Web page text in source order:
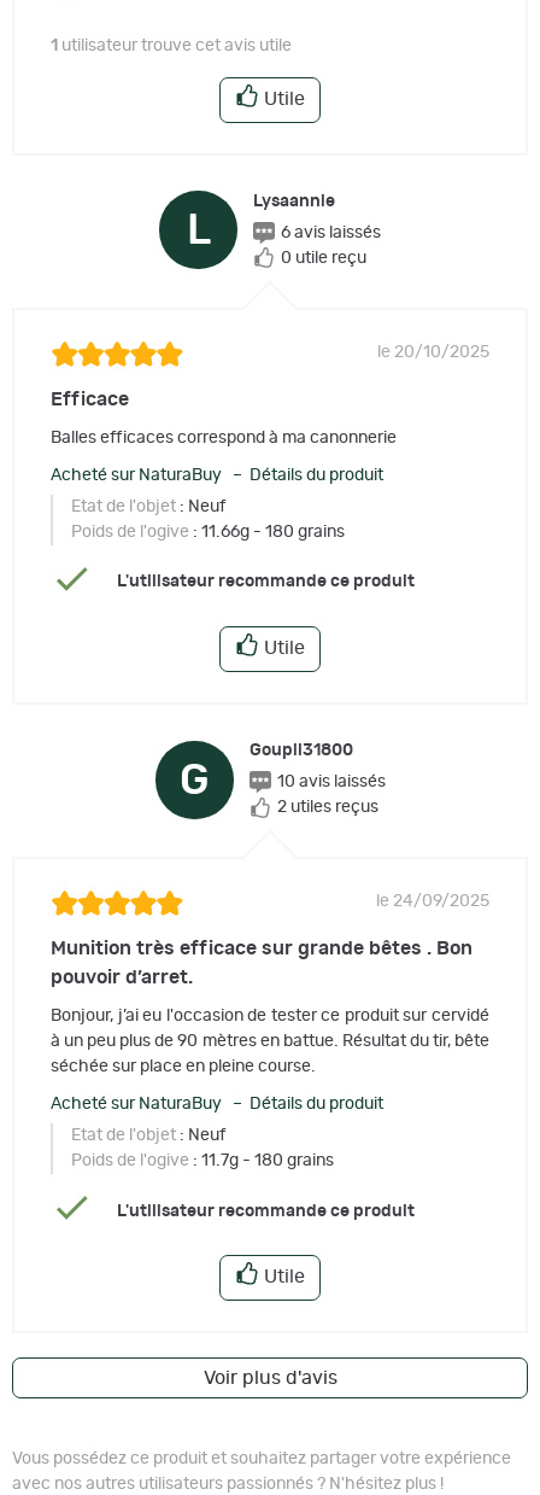
1 utilisateur trouve cet avis utile
Utile
L
Lysaannie
6 avis laissés
0 utile reçu
le 20/10/2025
Efficace
Balles efficaces correspond à ma canonnerie
Acheté sur NaturaBuy – Détails du produit
Etat de l'objet : Neuf
Poids de l'ogive : 11.66g - 180 grains
L'utilisateur recommande ce produit
Utile
G
Goupil31800
10 avis laissés
2 utiles reçus
le 24/09/2025
Munition très efficace sur grande bêtes . Bon
pouvoir d’arret.
Bonjour, j’ai eu l'occasion de tester ce produit sur cervidé
à un peu plus de 90 mètres en battue. Résultat du tir, bête
séchée sur place en pleine course.
Acheté sur NaturaBuy – Détails du produit
Etat de l'objet : Neuf
Poids de l'ogive : 11.7g - 180 grains
L'utilisateur recommande ce produit
Utile
Voir plus d'avis
Vous possédez ce produit et souhaitez partager votre expérience
avec nos autres utilisateurs passionnés ? N'hésitez plus !